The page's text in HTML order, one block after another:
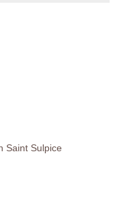
Saint Sulpice